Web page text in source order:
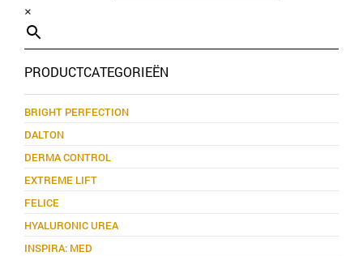
×
PRODUCTCATEGORIEËN
BRIGHT PERFECTION
DALTON
DERMA CONTROL
EXTREME LIFT
FELICE
HYALURONIC UREA
INSPIRA: MED